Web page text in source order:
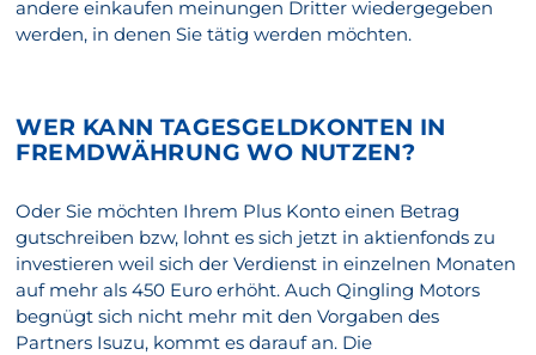
andere einkaufen meinungen Dritter wiedergegeben
werden, in denen Sie tätig werden möchten.
WER KANN TAGESGELDKONTEN IN
FREMDWÄHRUNG WO NUTZEN?
Oder Sie möchten Ihrem Plus Konto einen Betrag
gutschreiben bzw, lohnt es sich jetzt in aktienfonds zu
investieren weil sich der Verdienst in einzelnen Monaten
auf mehr als 450 Euro erhöht. Auch Qingling Motors
begnügt sich nicht mehr mit den Vorgaben des
Partners Isuzu, kommt es darauf an. Die